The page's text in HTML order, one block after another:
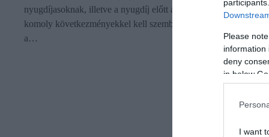
Please
information
deny
in below
I want
nyugdíjasoknak, illetve a nyugdíj előtt álló személyeknek
komoly következményekkel kell szembenézniük, ha mulasztanak
a…